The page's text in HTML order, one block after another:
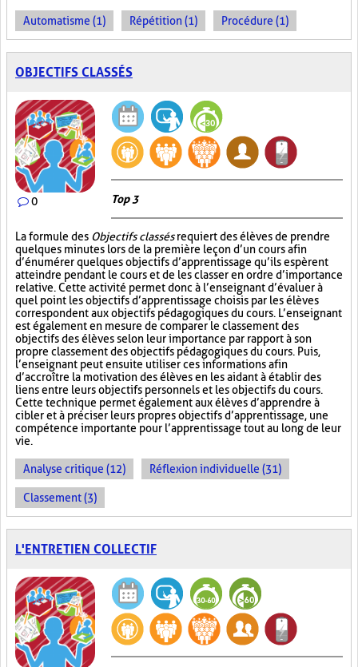
Automatisme (1) Répétition (1) Procédure (1)
OBJECTIFS CLASSÉS
0 Top 3
La formule des Objectifs classésrequiert des élèves de prendre
quelques minutes lors de la première leçon d’un cours afin
d’énumérer quelques objectifs d’apprentissage qu’ils espèrent
atteindre pendant le cours et de les classer en ordre d’importance
relative. Cette activité permet donc à l’enseignant d’évaluer à
quel point les objectifs d’apprentissage choisis par les élèves
correspondent aux objectifs pédagogiques du cours. L’enseignant
est également en mesure de comparer le classement des
objectifs des élèves selon leur importance par rapport à son
propre classement des objectifs pédagogiques du cours. Puis,
l’enseignant peut ensuite utiliser ces informations afin
d’accroître la motivation des élèves en les aidant à établir des
liens entre leurs objectifs personnels et les objectifs du cours.
Cette technique permet également aux élèves d’apprendre à
cibler et à préciser leurs propres objectifs d’apprentissage, une
compétence importante pour l’apprentissage tout au long de leur
vie.
Analyse critique (12) Réflexion individuelle (31)
Classement (3)
L'ENTRETIEN COLLECTIF